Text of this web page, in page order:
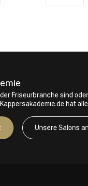
Marken
der Friseurbranche sind
hat
Unsere Salons